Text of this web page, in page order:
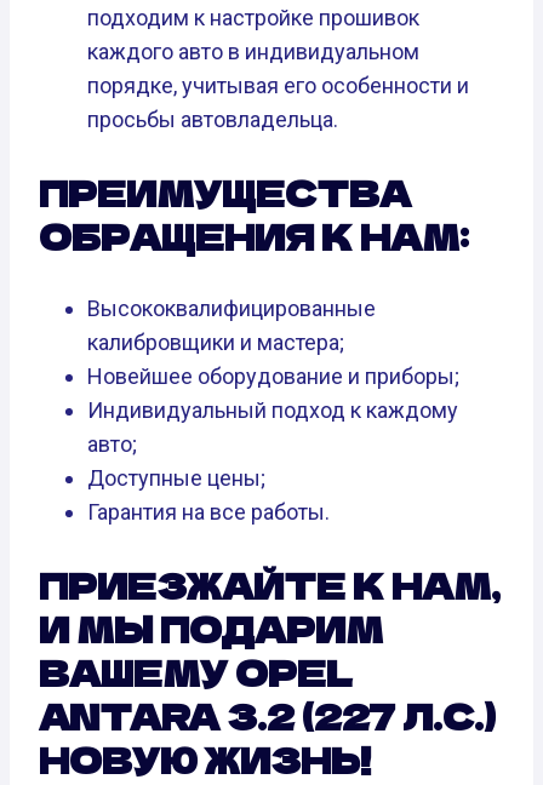
подходим к настройке прошивок
каждого авто в индивидуальном
порядке, учитывая его особенности и
просьбы автовладельца.
ПРЕИМУЩЕСТВА
ОБРАЩЕНИЯ К НАМ:
Высококвалифицированные
калибровщики и мастера;
Новейшее оборудование и приборы;
Индивидуальный подход к каждому
авто;
Доступные цены;
Гарантия на все работы.
ПРИЕЗЖАЙТЕ К НАМ,
И МЫ ПОДАРИМ
ВАШЕМУ OPEL
ANTARA 3.2 (227 Л.С.)
НОВУЮ ЖИЗНЬ!